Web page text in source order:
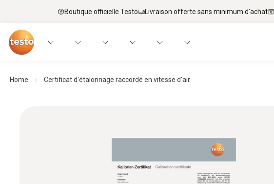
Boutique officielle Testo Livraison offerte sans minimum d'achat
Home Certificat d'étalonnage raccordé en vitesse d'air